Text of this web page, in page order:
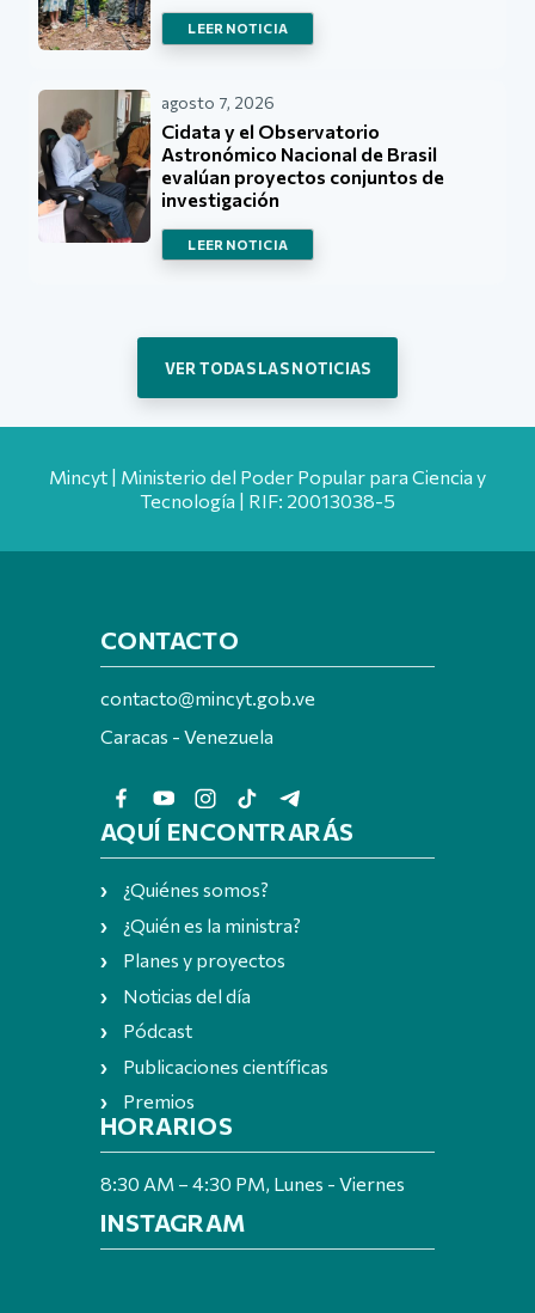
LEER NOTICIA
agosto 7, 2026
Cidata y el Observatorio
Astronómico Nacional de Brasil
evalúan proyectos conjuntos de
investigación
LEER NOTICIA
VER TODAS LAS NOTICIAS
Mincyt | Ministerio del Poder Popular para Ciencia y
Tecnología | RIF: 20013038-5
CONTACTO
contacto@mincyt.gob.ve
Caracas - Venezuela
AQUÍ ENCONTRARÁS
¿Quiénes somos?
¿Quién es la ministra?
Planes y proyectos
Noticias del día
Pódcast
Publicaciones científicas
Premios
HORARIOS
8:30 AM – 4:30 PM, Lunes - Viernes
INSTAGRAM